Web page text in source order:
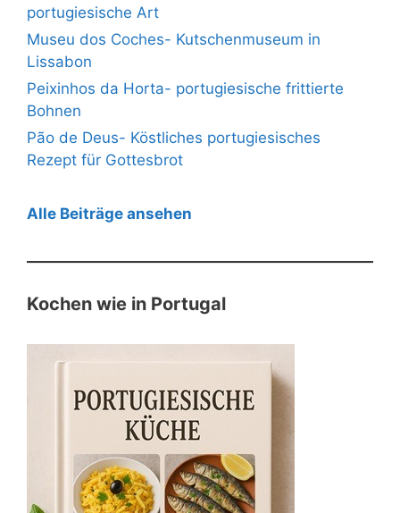
portugiesische Art
Museu dos Coches- Kutschenmuseum in
Lissabon
Peixinhos da Horta- portugiesische frittierte
Bohnen
Pão de Deus- Köstliches portugiesisches
Rezept für Gottesbrot
Alle Beiträge ansehen
Kochen wie in Portugal